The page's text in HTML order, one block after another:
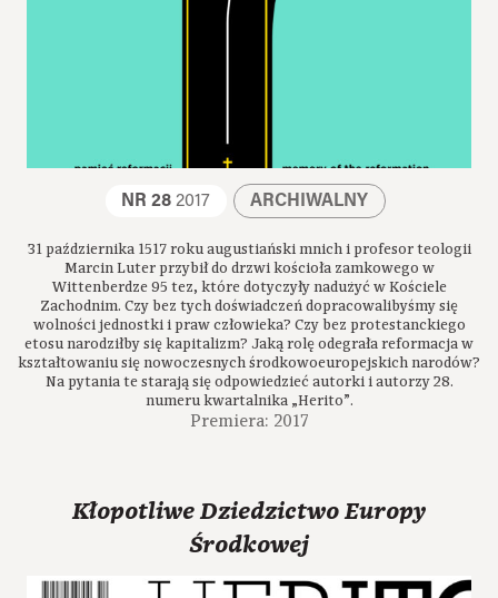
NR 28 2017 ARCHIWALNY
31 października 1517 roku augustiański mnich i profesor teologii
Marcin Luter przybił do drzwi kościoła zamkowego w
Wittenberdze 95 tez, które dotyczyły nadużyć w Kościele
Zachodnim. Czy bez tych doświadczeń dopracowalibyśmy się
wolności jednostki i praw człowieka? Czy bez protestanckiego
etosu narodziłby się kapitalizm? Jaką rolę odegrała reformacja w
kształtowaniu się nowoczesnych środkowoeuropejskich narodów?
Na pytania te starają się odpowiedzieć autorki i autorzy 28.
numeru kwartalnika „Herito”.
Premiera: 2017
Kłopotliwe Dziedzictwo Europy
Środkowej